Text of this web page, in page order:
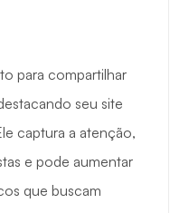
para compartilhar
seu site
captura a atenção,
e pode aumentar
que buscam